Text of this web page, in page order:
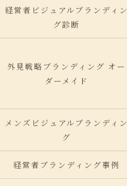
経営者ビジュアルブランディン
グ診断
外見戦略ブランディング オー
ダーメイド
メンズビジュアルブランディン
グ
経営者ブランディング事例